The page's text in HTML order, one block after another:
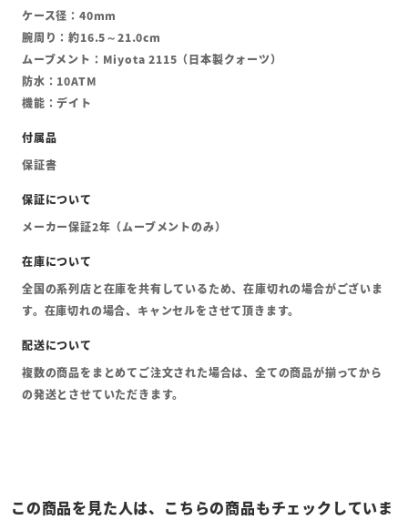
ケース径：40mm
腕周り：約16.5～21.0cm
ムーブメント：Miyota 2115（日本製クォーツ）
防水：10ATM
機能：デイト
保証書
メーカー保証2年（ムーブメントのみ）
全国の系列店と在庫を共有しているため、在庫切れの場合がございま
す。在庫切れの場合、キャンセルをさせて頂きます。
複数の商品をまとめてご注文された場合は、全ての商品が揃ってから
の発送とさせていただきます。
この商品を見た人は、こちらの商品もチェックしていま